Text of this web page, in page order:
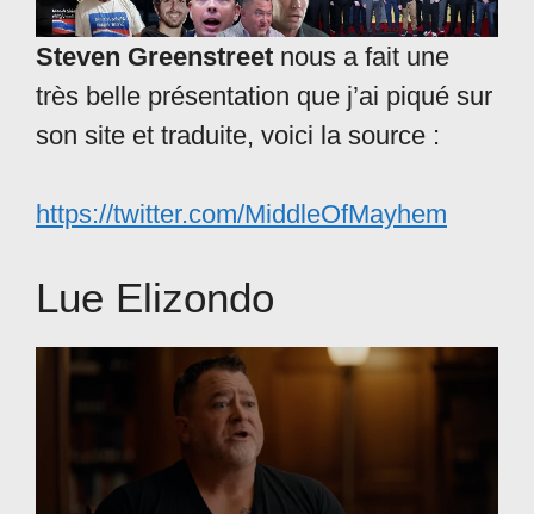
Steven Greenstreet nous a fait une
très belle présentation que j’ai piqué sur
son site et traduite, voici la source :
https://twitter.com/MiddleOfMayhem
Lue Elizondo